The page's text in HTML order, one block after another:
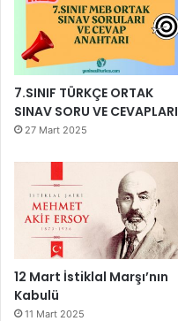
7.SINIF TÜRKÇE ORTAK
SINAV SORU VE CEVAPLARI
27 Mart 2025
12 Mart İstiklal Marşı’nın
Kabulü
11 Mart 2025